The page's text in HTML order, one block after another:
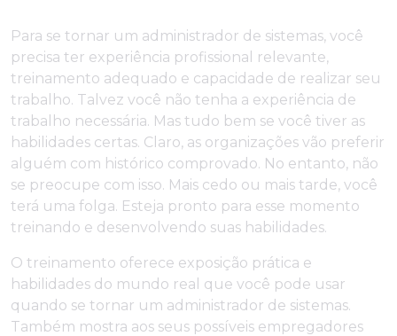
Para se tornar um administrador de sistemas, você
precisa ter experiência profissional relevante,
treinamento adequado e capacidade de realizar seu
trabalho. Talvez você não tenha a experiência de
trabalho necessária. Mas tudo bem se você tiver as
habilidades certas. Claro, as organizações vão preferir
alguém com histórico comprovado. No entanto, não
se preocupe com isso. Mais cedo ou mais tarde, você
terá uma folga. Esteja pronto para esse momento
treinando e desenvolvendo suas habilidades.
O treinamento oferece exposição prática e
habilidades do mundo real que você pode usar
quando se tornar um administrador de sistemas.
Também mostra aos seus possíveis empregadores